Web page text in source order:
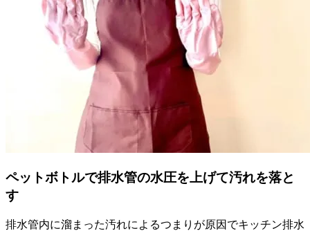
ペットボトルで排水管の水圧を上げて汚れを落と
す
排水管内に溜まった汚れによるつまりが原因でキッチン排水